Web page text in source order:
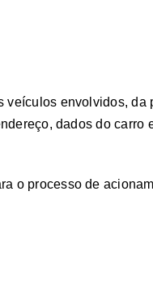
veículos envolvidos, da
dados do carro
o processo de